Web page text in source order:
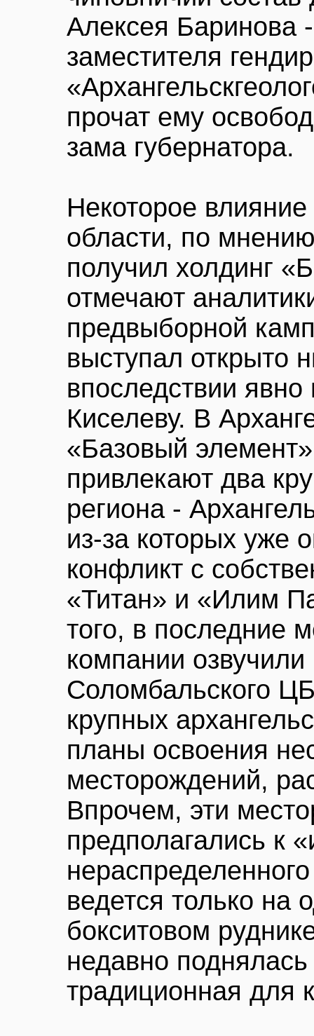
Алексея Баринова
заместителя
прочат ему
зама губернатора.
Некоторое
области, по
получил холдинг
отмечают
предвыборной
выступал открыто
впоследствии
Киселеву. В
«Базовый
привлекают два
региона -
из-за которых уже
конфликт с
«Титан» и «Илим
того, в последние
компании
Соломбальского
крупных
планы освоения
месторождений,
Впрочем, эти
предполагались к
ведется только на
бокситовом
недавно
традиционная для